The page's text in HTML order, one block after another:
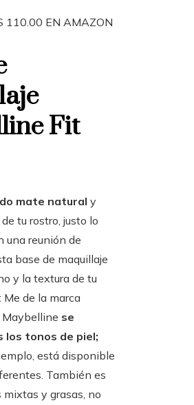
110.00 EN AMAZON
Fit
mate natural y
tu rostro, justo lo
una reunión de
base de maquillaje
y la textura de tu
Me de la marca
se
los tonos de piel;
está disponible
También es
y grasas, no